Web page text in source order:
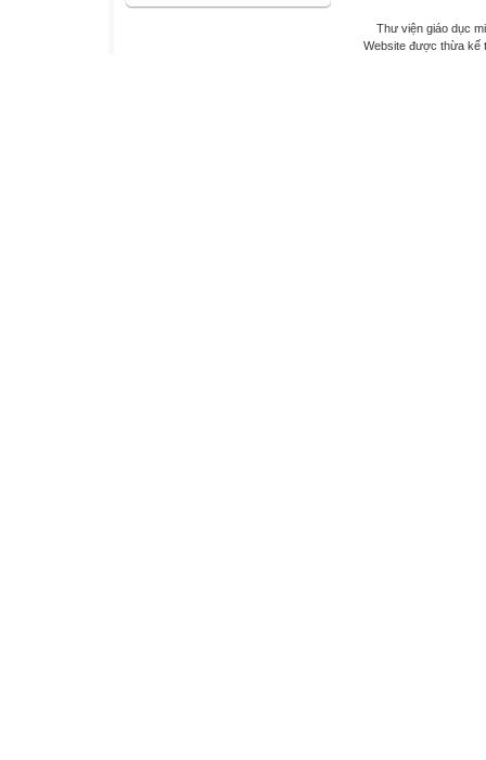
Thư viện giáo dục
Website được thừa kế